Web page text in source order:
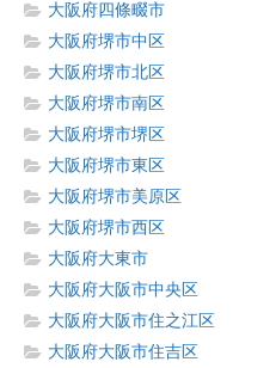
大阪府四條畷市
大阪府堺市中区
大阪府堺市北区
大阪府堺市南区
大阪府堺市堺区
大阪府堺市東区
大阪府堺市美原区
大阪府堺市西区
大阪府大東市
大阪府大阪市中央区
大阪府大阪市住之江区
大阪府大阪市住吉区